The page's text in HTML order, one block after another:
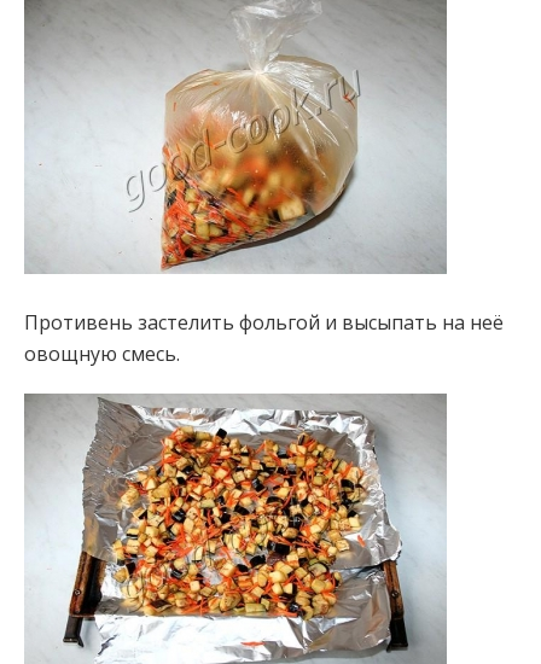
Противень застелить фольгой и высыпать на неё
овощную смесь.